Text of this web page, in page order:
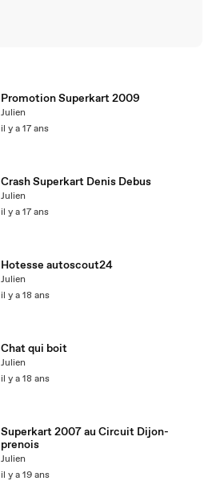
Promotion Superkart 2009
Julien
il y a 17 ans
Crash Superkart Denis Debus
Julien
il y a 17 ans
Hotesse autoscout24
Julien
il y a 18 ans
Chat qui boit
Julien
il y a 18 ans
Superkart 2007 au Circuit Dijon-
prenois
Julien
il y a 19 ans